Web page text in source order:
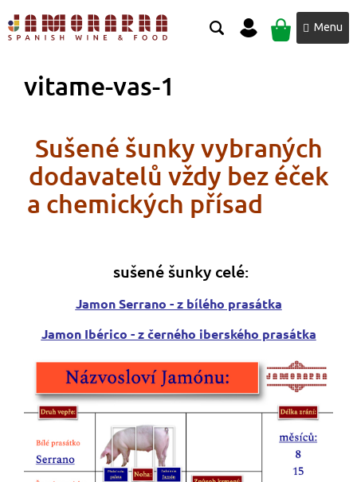
na
obsah
NÁKUPNÍ
KOŠÍK
vitame-vas-1
Sušené šunky vybraných
dodavatelů vždy bez éček
a chemických přísad
sušené šunky celé:
Jamon Serrano - z bílého prasátka
Jamon Ibérico - z černého iberského prasátka